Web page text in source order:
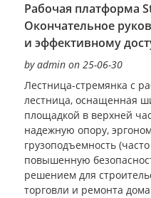
Рабочая платформа
Окончательное
и эффективному
by admin on 25-06-30
Лестница-стремянка с
лестница, оснащенная
площадкой в верхней
надежную опору,
грузоподъемность
повышенную
решением для
торговли и ремонта